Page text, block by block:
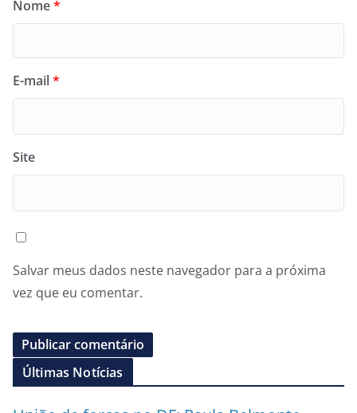
Nome*
E-mail*
Site
Salvar meus dados neste navegador para a próxima
vez que eu comentar.
Últimas Notícias